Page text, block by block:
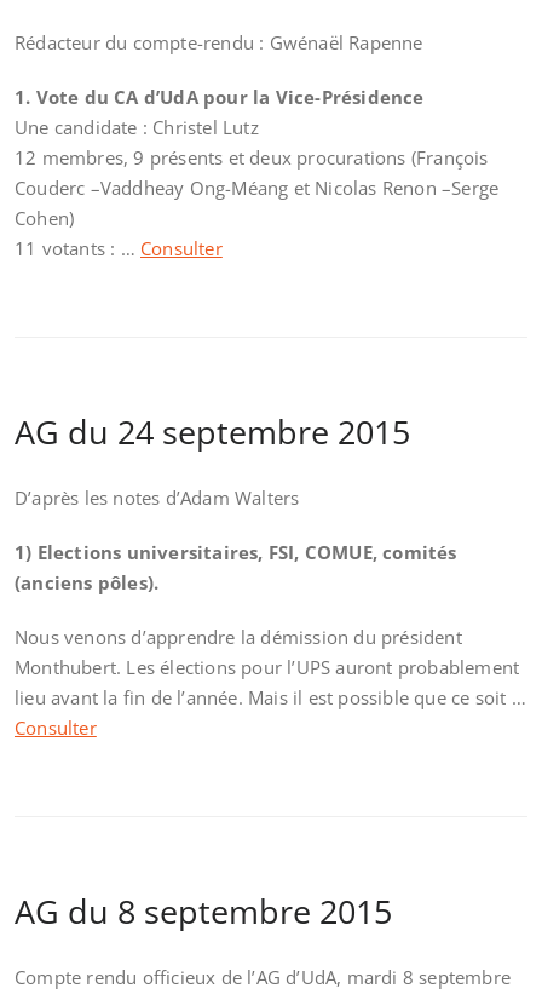
Rédacteur du compte-rendu : Gwénaël Rapenne
1. Vote du CA d’UdA pour la Vice-Présidence
Une candidate : Christel Lutz
12 membres, 9 présents et deux procurations (François
Couderc –Vaddheay Ong-Méang et Nicolas Renon –Serge
Cohen)
11 votants : … Consulter
AG du 24 septembre 2015
D’après les notes d’Adam Walters
1) Elections universitaires, FSI, COMUE, comités
(anciens pôles).
Nous venons d’apprendre la démission du président
Monthubert. Les élections pour l’UPS auront probablement
lieu avant la fin de l’année. Mais il est possible que ce soit …
Consulter
AG du 8 septembre 2015
Compte rendu officieux de l’AG d’UdA, mardi 8 septembre